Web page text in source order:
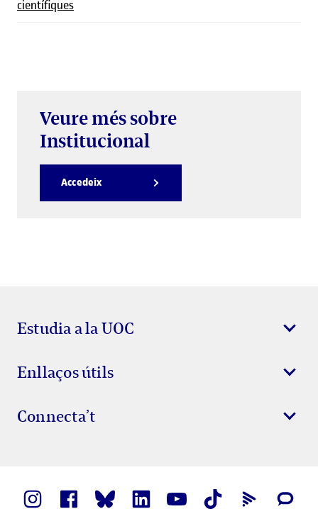
científiques
Veure més sobre
Institucional
Accedeix
Estudia a la UOC
Enllaços útils
Connecta’t